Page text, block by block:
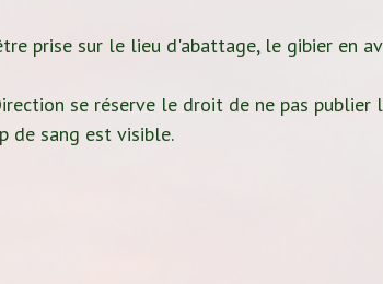
prise sur le lieu d'abattage, le gibier en
se réserve le droit de ne pas publier
de sang est visible.